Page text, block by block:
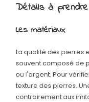
Détails à
Les matériaux
La qualité des pierres
souvent composé de
ou l'argent. Pour
texture des pierres.
contrairement aux